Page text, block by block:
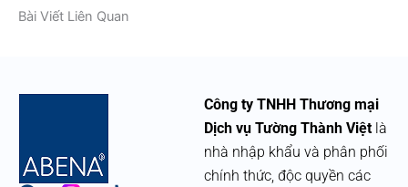
Bài Viết Liên Quan
Công ty TNHH Thương mại
Dịch vụ Tường Thành Việtlà
nhà nhập khẩu và phân phối
chính thức, độc quyền các